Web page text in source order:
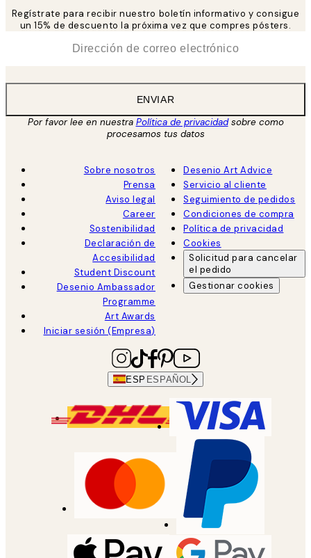
Regístrate para recibir nuestro boletín informativo y consigue
un 15% de descuento la próxima vez que compres pósters.
ENVIAR
Por favor lee en nuestra Política de privacidadsobre como
procesamos tus datos
Sobre nosotros
Prensa
Aviso legal
Career
Sostenibilidad
Declaración de
Accesibilidad
Student Discount
Desenio Ambassador
Programme
Art Awards
Iniciar sesión (Empresa)
Desenio Art Advice
Servicio al cliente
Seguimiento de pedidos
Condiciones de compra
Política de privacidad
Cookies
Solicitud para cancelar
el pedido
Gestionar cookies
ESP ESPAÑOL